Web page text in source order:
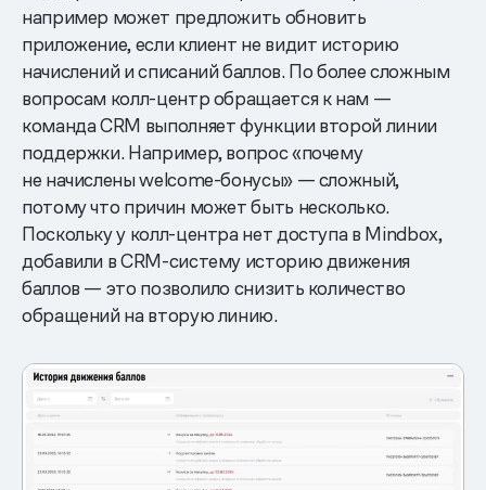
например может предложить обновить
приложение, если клиент не видит историю
начислений и списаний баллов. По более сложным
вопросам колл-центр обращается к нам —
команда CRM выполняет функции второй линии
поддержки. Например, вопрос «почему
не начислены welcome-бонусы» — сложный,
потому что причин может быть несколько.
Поскольку у колл-центра нет доступа в Mindbox,
добавили в CRM-систему историю движения
баллов — это позволило снизить количество
обращений на вторую линию.